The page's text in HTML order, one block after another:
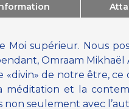
Moi supérieur. Nous
Omraam
de notre être,
méditation et la
seulement avec